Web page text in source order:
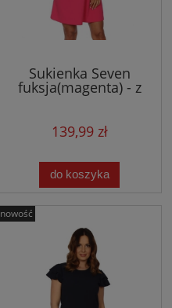
Sukienka Seven
fuksja(magenta) - z
małym rękawkiem w
139,99 zł
do koszyka
nowość